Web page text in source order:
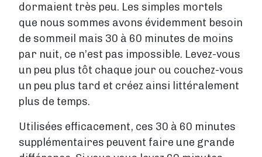
dormaient très peu. Les simples mortels
que nous sommes avons évidemment besoin
de sommeil mais 30 à 60 minutes de moins
par nuit, ce n’est pas impossible. Levez-vous
un peu plus tôt chaque jour ou couchez-vous
un peu plus tard et créez ainsi littéralement
plus de temps.
Utilisées efficacement, ces 30 à 60 minutes
supplémentaires peuvent faire une grande